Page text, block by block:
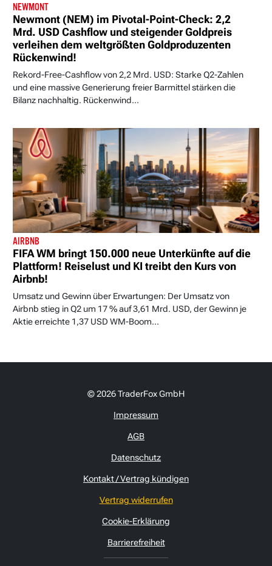
NEWMONT
Newmont (NEM) im Pivotal-Point-Check: 2,2
Mrd. USD Cashflow und steigender Goldpreis
verleihen dem weltgrößten Goldproduzenten
Rückenwind!
Rekord-Free-Cashflow von 2,2 Mrd. USD: Starke Q2-Zahlen
und eine massive Generierung freier Barmittel stärken die
Bilanz nachhaltig. Rückenwind...
AIRBNB
FIFA WM bringt 150.000 neue Unterkünfte auf die
Plattform! Reiselust und KI treibt den Kurs von
Airbnb!
Umsatz und Gewinn über Erwartungen: Der Umsatz von
Airbnb stieg in Q2 um 17 % auf 3,61 Mrd. USD, der Gewinn je
Aktie erreichte 1,37 USD WM-Boom...
© 2026 TraderFox GmbH
Impressum
AGB
Datenschutz
Kontakt / Vertrag kündigen
Vertrag widerrufen
Cookie-Erklärung
Barrierefreiheit